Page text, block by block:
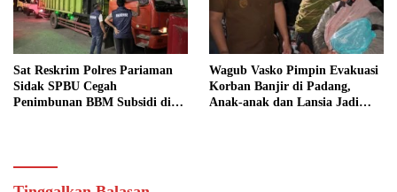
Sat Reskrim Polres Pariaman
Sidak SPBU Cegah
Penimbunan BBM Subsidi di
Wagub Vasko Pimpin Evakuasi
Korban Banjir di Padang,
Anak-anak dan Lansia Jadi